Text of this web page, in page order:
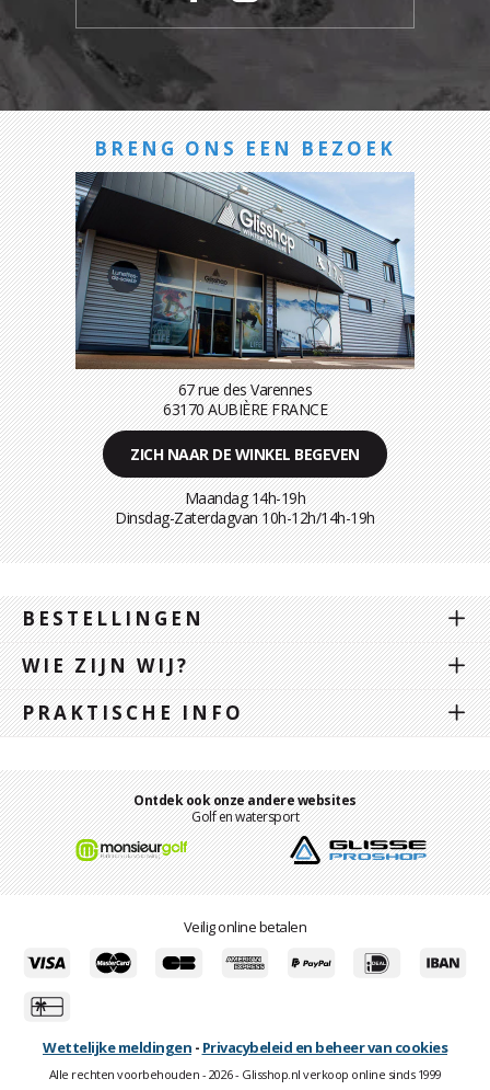
BRENG ONS EEN BEZOEK
67 rue des Varennes
63170 AUBIÈRE FRANCE
ZICH NAAR DE WINKEL BEGEVEN
Maandag 14h-19h
Dinsdag-Zaterdagvan 10h-12h/14h-19h
BESTELLINGEN
WIE ZIJN WIJ?
PRAKTISCHE INFO
Ontdek ook onze andere websites
Golf en watersport
Veilig online betalen
Wettelijke meldingen - Privacybeleid en beheer van cookies
Alle rechten voorbehouden - 2026 - Glisshop.nl verkoop online sinds 1999